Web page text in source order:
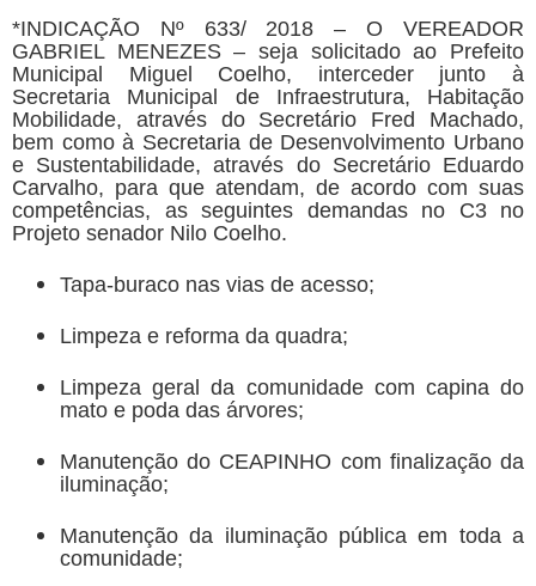
*INDICAÇÃO Nº 633/ 2018 – O VEREADOR
GABRIEL MENEZES – seja solicitado ao Prefeito
Municipal Miguel Coelho, interceder junto à
Secretaria Municipal de Infraestrutura, Habitação
Mobilidade, através do Secretário Fred Machado,
bem como à Secretaria de Desenvolvimento Urbano
e Sustentabilidade, através do Secretário Eduardo
Carvalho, para que atendam, de acordo com suas
competências, as seguintes demandas no C3 no
Projeto senador Nilo Coelho.
Tapa-buraco nas vias de acesso;
Limpeza e reforma da quadra;
Limpeza geral da comunidade com capina do
mato e poda das árvores;
Manutenção do CEAPINHO com finalização da
iluminação;
Manutenção da iluminação pública em toda a
comunidade;